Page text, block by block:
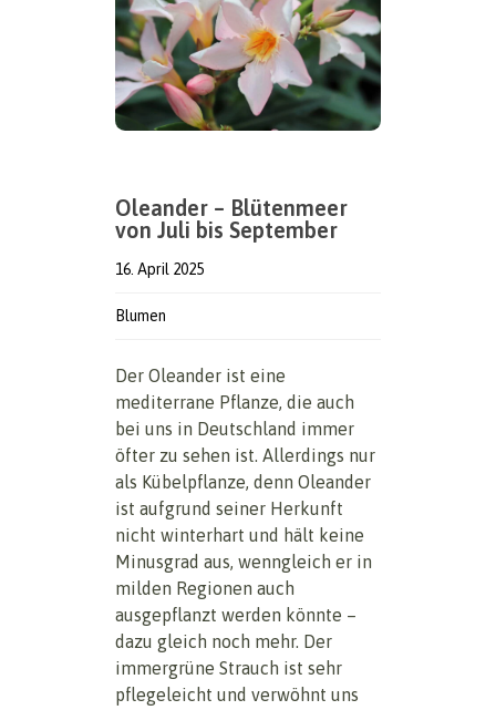
Oleander – Blütenmeer
von Juli bis September
16. April 2025
Blumen
Der Oleander ist eine
mediterrane Pflanze, die auch
bei uns in Deutschland immer
öfter zu sehen ist. Allerdings nur
als Kübelpflanze, denn Oleander
ist aufgrund seiner Herkunft
nicht winterhart und hält keine
Minusgrad aus, wenngleich er in
milden Regionen auch
ausgepflanzt werden könnte –
dazu gleich noch mehr. Der
immergrüne Strauch ist sehr
pflegeleicht und verwöhnt uns